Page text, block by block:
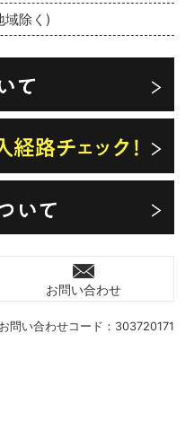
お問い合わせコード： 303720171
域除く)
お問い合わせ